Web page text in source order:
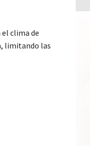
clima de
limitando las